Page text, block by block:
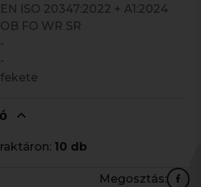
EN ISO 20347:2022 + A1:2024
OB FO WR SR
-
-
fekete
10 db
Megosztás: